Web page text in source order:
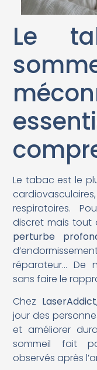
Le
Le tabac est le
respiratoires.
discret mais tout
perturbe
réparateur… De
sans faire le
Chez LaserAddict
jour des
et améliorer
sommeil fait
observés après